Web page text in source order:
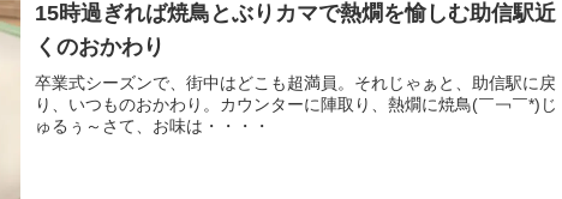
15時過ぎれば焼鳥とぶりカマで熱燗を愉しむ助信駅近
くのおかわり
卒業式シーズンで、街中はどこも超満員。それじゃぁと、助信駅に戻
り、いつものおかわり。カウンターに陣取り、熱燗に焼鳥(￣￢￣*)じ
ゅるぅ～さて、お味は・・・・